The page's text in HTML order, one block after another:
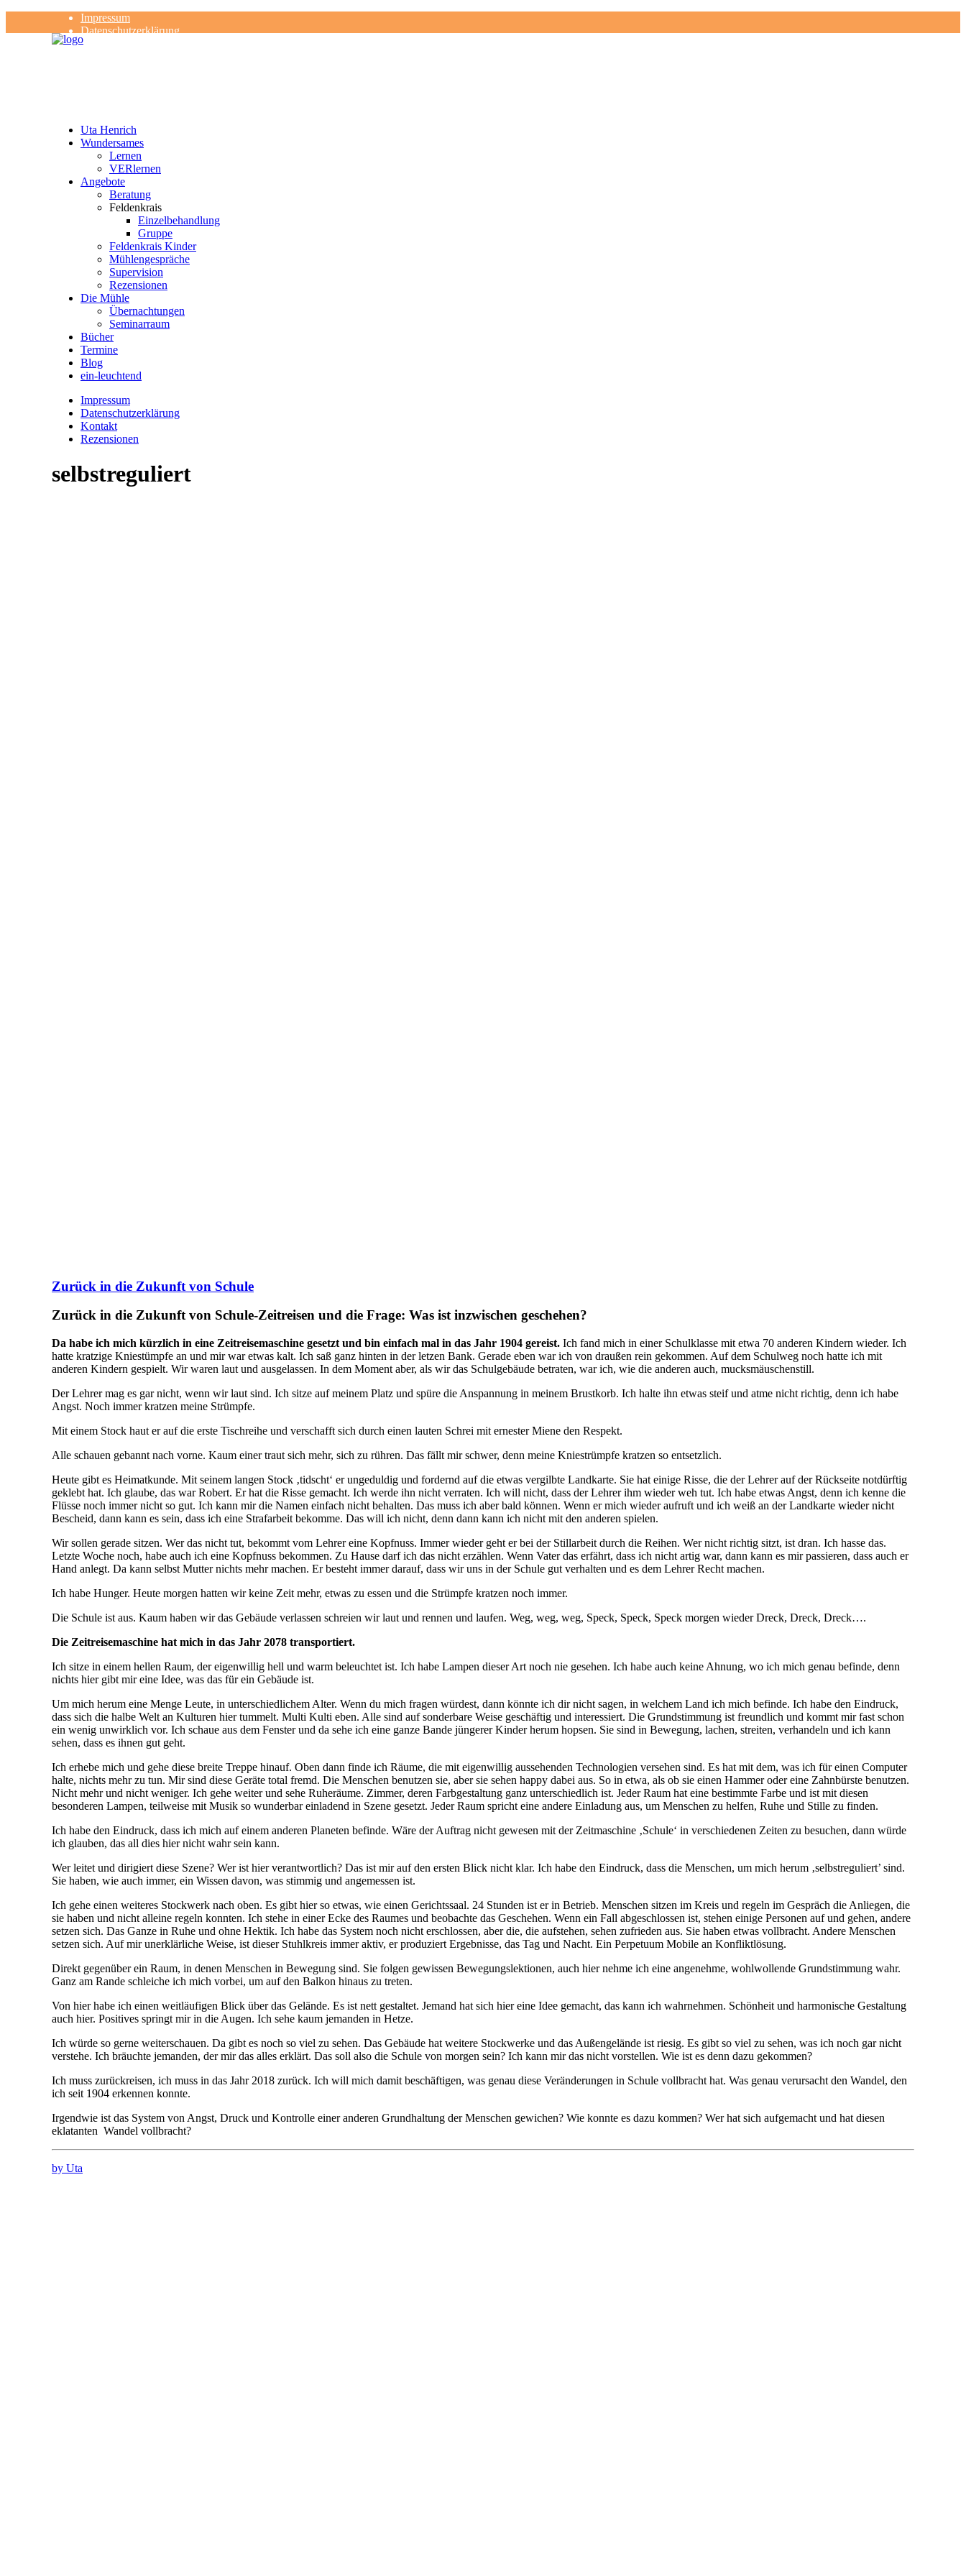
Impressum
Datenschutzerklärung
Kontakt
Uta Henrich
Wundersames
Lernen
VERlernen
Angebote
Beratung
Feldenkrais
Einzelbehandlung
Gruppe
Feldenkrais Kinder
Mühlengespräche
Supervision
Rezensionen
Die Mühle
Übernachtungen
Seminarraum
Bücher
Termine
Blog
ein-leuchtend
Impressum
Datenschutzerklärung
Kontakt
Rezensionen
selbstreguliert
Zurück in die Zukunft von Schule
Zurück in die Zukunft von Schule-Zeitreisen und die Frage: Was ist inzwischen geschehen?
Da habe ich mich kürzlich in eine Zeitreisemaschine gesetzt und bin einfach mal in das Jahr 1904 gereist. Ich fand mich in einer Schulklasse mit etwa 70 anderen Kindern wieder. Ich
hatte kratzige Kniestümpfe an und mir war etwas kalt. Ich saß ganz hinten in der letzen Bank. Gerade eben war ich von draußen rein gekommen. Auf dem Schulweg noch hatte ich mit
anderen Kindern gespielt. Wir waren laut und ausgelassen. In dem Moment aber, als wir das Schulgebäude betraten, war ich, wie die anderen auch, mucksmäuschenstill.
Der Lehrer mag es gar nicht, wenn wir laut sind. Ich sitze auf meinem Platz und spüre die Anspannung in meinem Brustkorb. Ich halte ihn etwas steif und atme nicht richtig, denn ich habe
Angst. Noch immer kratzen meine Strümpfe.
Mit einem Stock haut er auf die erste Tischreihe und verschafft sich durch einen lauten Schrei mit ernester Miene den Respekt.
Alle schauen gebannt nach vorne. Kaum einer traut sich mehr, sich zu rühren. Das fällt mir schwer, denn meine Kniestrümpfe kratzen so entsetzlich.
Heute gibt es Heimatkunde. Mit seinem langen Stock ‚tidscht‘ er ungeduldig und fordernd auf die etwas vergilbte Landkarte. Sie hat einige Risse, die der Lehrer auf der Rückseite notdürftig
geklebt hat. Ich glaube, das war Robert. Er hat die Risse gemacht. Ich werde ihn nicht verraten. Ich will nicht, dass der Lehrer ihm wieder weh tut. Ich habe etwas Angst, denn ich kenne die
Flüsse noch immer nicht so gut. Ich kann mir die Namen einfach nicht behalten. Das muss ich aber bald können. Wenn er mich wieder aufruft und ich weiß an der Landkarte wieder nicht
Bescheid, dann kann es sein, dass ich eine Strafarbeit bekomme. Das will ich nicht, denn dann kann ich nicht mit den anderen spielen.
Wir sollen gerade sitzen. Wer das nicht tut, bekommt vom Lehrer eine Kopfnuss. Immer wieder geht er bei der Stillarbeit durch die Reihen. Wer nicht richtig sitzt, ist dran. Ich hasse das.
Letzte Woche noch, habe auch ich eine Kopfnuss bekommen. Zu Hause darf ich das nicht erzählen. Wenn Vater das erfährt, dass ich nicht artig war, dann kann es mir passieren, dass auch er
Hand anlegt. Da kann selbst Mutter nichts mehr machen. Er besteht immer darauf, dass wir uns in der Schule gut verhalten und es dem Lehrer Recht machen.
Ich habe Hunger. Heute morgen hatten wir keine Zeit mehr, etwas zu essen und die Strümpfe kratzen noch immer.
Die Schule ist aus. Kaum haben wir das Gebäude verlassen schreien wir laut und rennen und laufen. Weg, weg, weg, Speck, Speck, Speck morgen wieder Dreck, Dreck, Dreck….
Die Zeitreisemaschine hat mich in das Jahr 2078 transportiert.
Ich sitze in einem hellen Raum, der eigenwillig hell und warm beleuchtet ist. Ich habe Lampen dieser Art noch nie gesehen. Ich habe auch keine Ahnung, wo ich mich genau befinde, denn
nichts hier gibt mir eine Idee, was das für ein Gebäude ist.
Um mich herum eine Menge Leute, in unterschiedlichem Alter. Wenn du mich fragen würdest, dann könnte ich dir nicht sagen, in welchem Land ich mich befinde. Ich habe den Eindruck,
dass sich die halbe Welt an Kulturen hier tummelt. Multi Kulti eben. Alle sind auf sonderbare Weise geschäftig und interessiert. Die Grundstimmung ist freundlich und kommt mir fast schon
ein wenig unwirklich vor. Ich schaue aus dem Fenster und da sehe ich eine ganze Bande jüngerer Kinder herum hopsen. Sie sind in Bewegung, lachen, streiten, verhandeln und ich kann
sehen, dass es ihnen gut geht.
Ich erhebe mich und gehe diese breite Treppe hinauf. Oben dann finde ich Räume, die mit eigenwillig aussehenden Technologien versehen sind. Es hat mit dem, was ich für einen Computer
halte, nichts mehr zu tun. Mir sind diese Geräte total fremd. Die Menschen benutzen sie, aber sie sehen happy dabei aus. So in etwa, als ob sie einen Hammer oder eine Zahnbürste benutzen.
Nicht mehr und nicht weniger. Ich gehe weiter und sehe Ruheräume. Zimmer, deren Farbgestaltung ganz unterschiedlich ist. Jeder Raum hat eine bestimmte Farbe und ist mit diesen
besonderen Lampen, teilweise mit Musik so wunderbar einladend in Szene gesetzt. Jeder Raum spricht eine andere Einladung aus, um Menschen zu helfen, Ruhe und Stille zu finden.
Ich habe den Eindruck, dass ich mich auf einem anderen Planeten befinde. Wäre der Auftrag nicht gewesen mit der Zeitmaschine ‚Schule‘ in verschiedenen Zeiten zu besuchen, dann würde
ich glauben, das all dies hier nicht wahr sein kann.
Wer leitet und dirigiert diese Szene? Wer ist hier verantwortlich? Das ist mir auf den ersten Blick nicht klar. Ich habe den Eindruck, dass die Menschen, um mich herum ‚selbstreguliert’ sind.
Sie haben, wie auch immer, ein Wissen davon, was stimmig und angemessen ist.
Ich gehe einen weiteres Stockwerk nach oben. Es gibt hier so etwas, wie einen Gerichtssaal. 24 Stunden ist er in Betrieb. Menschen sitzen im Kreis und regeln im Gespräch die Anliegen, die
sie haben und nicht alleine regeln konnten. Ich stehe in einer Ecke des Raumes und beobachte das Geschehen. Wenn ein Fall abgeschlossen ist, stehen einige Personen auf und gehen, andere
setzen sich. Das Ganze in Ruhe und ohne Hektik. Ich habe das System noch nicht erschlossen, aber die, die aufstehen, sehen zufrieden aus. Sie haben etwas vollbracht. Andere Menschen
setzen sich. Auf mir unerklärliche Weise, ist dieser Stuhlkreis immer aktiv, er produziert Ergebnisse, das Tag und Nacht. Ein Perpetuum Mobile an Konfliktlösung.
Direkt gegenüber ein Raum, in denen Menschen in Bewegung sind. Sie folgen gewissen Bewegungslektionen, auch hier nehme ich eine angenehme, wohlwollende Grundstimmung wahr.
Ganz am Rande schleiche ich mich vorbei, um auf den Balkon hinaus zu treten.
Von hier habe ich einen weitläufigen Blick über das Gelände. Es ist nett gestaltet. Jemand hat sich hier eine Idee gemacht, das kann ich wahrnehmen. Schönheit und harmonische Gestaltung
auch hier. Positives springt mir in die Augen. Ich sehe kaum jemanden in Hetze.
Ich würde so gerne weiterschauen. Da gibt es noch so viel zu sehen. Das Gebäude hat weitere Stockwerke und das Außengelände ist riesig. Es gibt so viel zu sehen, was ich noch gar nicht
verstehe. Ich bräuchte jemanden, der mir das alles erklärt. Das soll also die Schule von morgen sein? Ich kann mir das nicht vorstellen. Wie ist es denn dazu gekommen?
Ich muss zurückreisen, ich muss in das Jahr 2018 zurück. Ich will mich damit beschäftigen, was genau diese Veränderungen in Schule vollbracht hat. Was genau verursacht den Wandel, den
ich seit 1904 erkennen konnte.
Irgendwie ist das System von Angst, Druck und Kontrolle einer anderen Grundhaltung der Menschen gewichen? Wie konnte es dazu kommen? Wer hat sich aufgemacht und hat diesen
eklatanten Wandel vollbracht?
by Uta